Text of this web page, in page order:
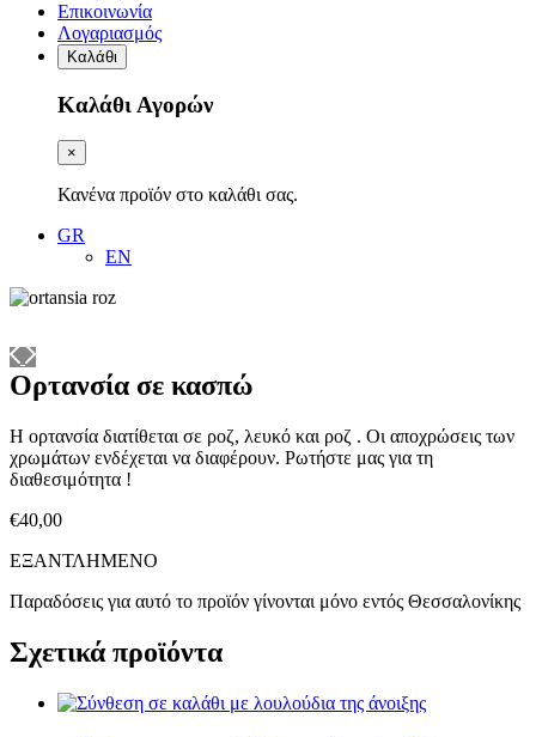
Επικοινωνία
Λογαριασμός
Καλάθι
Καλάθι Αγορών
×
Κανένα προϊόν στο καλάθι σας.
GR
EN
Ορτανσία σε κασπώ
Η ορτανσία διατίθεται σε ροζ, λευκό και ροζ . Οι αποχρώσεις των
χρωμάτων ενδέχεται να διαφέρουν. Ρωτήστε μας για τη
διαθεσιμότητα !
€40,00
ΕΞΑΝΤΛΗΜΕΝΟ
Παραδόσεις για αυτό το προϊόν γίνονται μόνο εντός Θεσσαλονίκης
Σχετικά προϊόντα